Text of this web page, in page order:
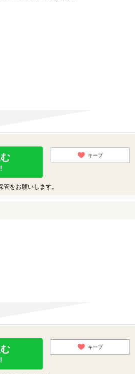
キープ
をお願いします。
キープ